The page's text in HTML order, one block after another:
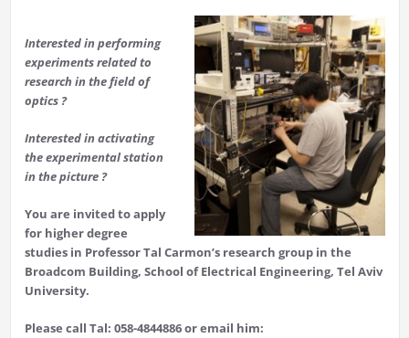
Interested in performing
experiments related to
research in the field of
optics ?
Interested in activating
the experimental station
in the picture ?
You are invited to apply
for higher degree
studies in Professor Tal Carmon’s research group in the
Broadcom Building, School of Electrical Engineering, Tel Aviv
University.
Please call Tal: 058-4844886 or email him: